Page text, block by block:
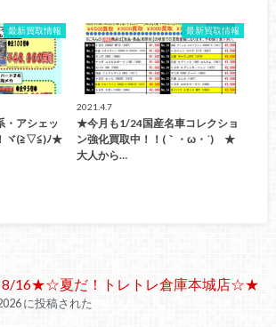
最新買取情報
・アシェッ
ヾ(≧▽≦)ﾉ★
最新買取情報
2021.4.7
★今月も1/24国産名車コレクショ
ン強化買取中！！(｀・ω・´)ゞ★
大人から…
8/16★☆夏だ！トレトレ倉庫本城店☆★
に投稿された